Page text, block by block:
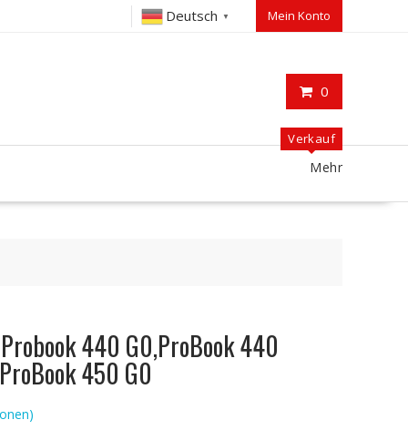
Deutsch ▼ Mein Konto
0
Verkauf
Mehr
440 G0,ProBook 440
450 G0